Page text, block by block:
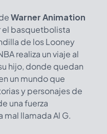
Warner Animation
el basquetbolista
de los Looney
realiza un viaje al
hijo, donde quedan
un mundo que
y personajes de
una fuerza
llamada Al G.